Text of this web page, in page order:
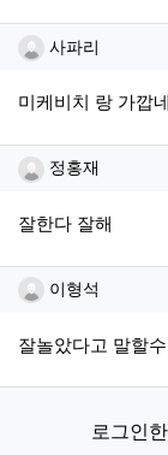
사파리님
사파리
미케비치 랑 가깝
정홍재님
정홍재
잘한다 잘해
이형석님
이형석
잘놀았다고 말할
로그인